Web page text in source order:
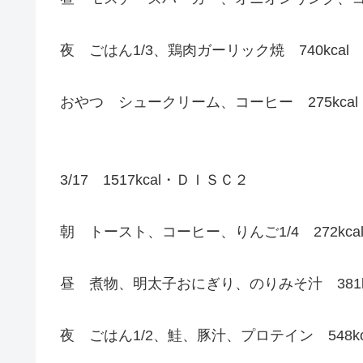
夜 ごはん1/3、鶏肉ガーリック焼 740kcal
おやつ シュークリーム、コーヒー 275kcal
3/17 1517kcal・ＤＩＳＣ２
朝 トースト、コーヒー、りんご1/4 272kcal
昼 煮物、明太子おにぎり、のりみそ汁
夜 ごはん1/2、鮭、豚汁、プロテイン